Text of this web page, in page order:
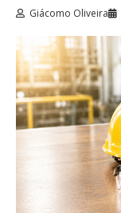
Giácomo Oliveira